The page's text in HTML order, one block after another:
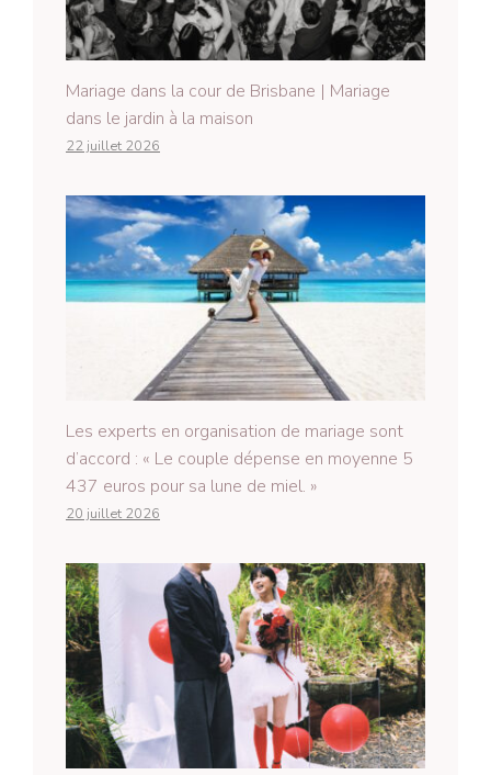
Mariage dans la cour de Brisbane | Mariage
dans le jardin à la maison
22 juillet 2026
Les experts en organisation de mariage sont
d’accord : « Le couple dépense en moyenne 5
437 euros pour sa lune de miel. »
20 juillet 2026